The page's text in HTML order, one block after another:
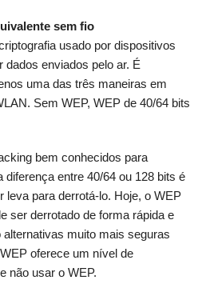
sem fio
usado por dispositivos
dados enviados pelo ar. É
uma das três maneiras em
Sem WEP, WEP de 40/64 bits
bem conhecidos para
diferença entre 40/64 ou 128 bits é
leva para derrotá-lo. Hoje, o WEP
ser derrotado de forma rápida e
alternativas muito mais seguras
oferece um nível de
não usar o WEP.